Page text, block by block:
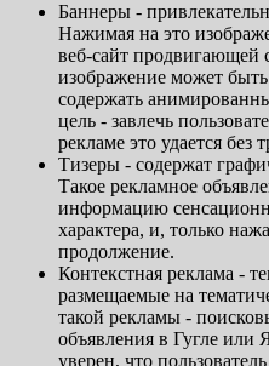
Баннеры -
Нажимая на это
веб-сайт продвигающей
изображение может
содержать
цель - завлечь
рекламе это удается без
Тизеры - содержат
Такое рекламное
информацию
характера, и, только
продолжение.
Контекстная реклама -
размещаемые на
такой рекламы -
объявления в Гугле или
уверен, что